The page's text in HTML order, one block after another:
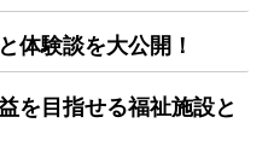
体験談を大公開！
を目指せる福祉施設と